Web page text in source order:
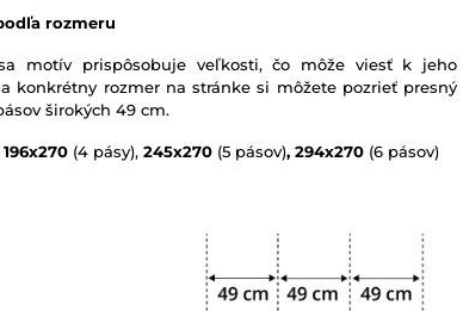
rozmeru
motív prispôsobuje veľkosti, čo môže viesť k jeho
konkrétny rozmer na stránke si môžete pozrieť presný
širokých 49 cm.
196x270 (4 pásy), 245x270 (5 pásov), 294x270 (6 pásov)